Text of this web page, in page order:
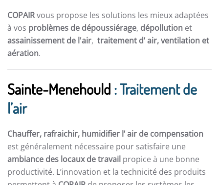
COPAIRvous propose les solutions les mieux adaptées
à vos problèmes de dépoussiérage, dépollution et
assainissement de l'air, traitement d’ air,ventilation et
aération.
Sainte-Menehould : Traitement de
l’air
Chauffer, rafraichir, humidifier l’ air de compensation
est généralement nécessaire pour satisfaire une
ambiance des locaux de travail propice à une bonne
productivité. L’innovation et la technicité des produits